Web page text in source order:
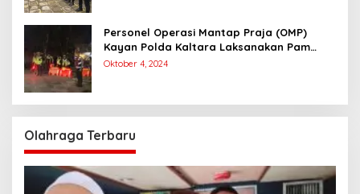
Personel Operasi Mantap Praja (OMP)
Kayan Polda Kaltara Laksanakan Pam
Kampanye Paslon Gubernur dan Wakil
Oktober 4, 2024
Olahraga Terbaru